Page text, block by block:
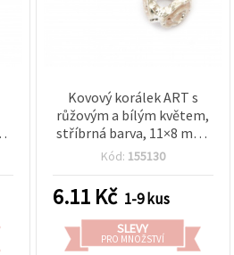
Kovový korálek ART s
růžovým a bílým květem,
stříbrná barva, 11×8 mm,
otvor 5 mm
Kód: 155130
6.11 Kč 1-9 kus
SLEVY
PRO MNOŽSTVÍ